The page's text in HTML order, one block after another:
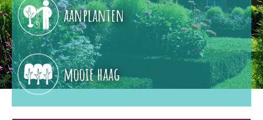
aanplanten
mooie haag